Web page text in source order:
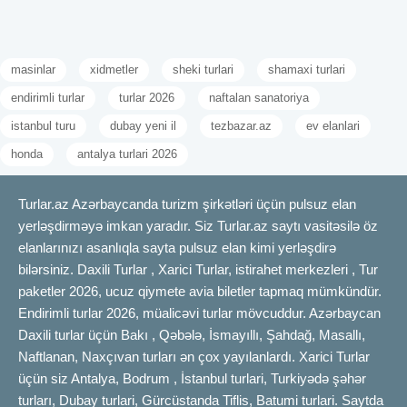
masinlar xidmetler sheki turlari shamaxi turlari
endirimli turlar turlar 2026 naftalan sanatoriya
istanbul turu dubay yeni il tezbazar.az ev elanlari
honda antalya turlari 2026
Turlar.az Azərbaycanda turizm şirkətləri üçün pulsuz elan
yerləşdirməyə imkan yaradır. Siz Turlar.az saytı vasitəsilə öz
elanlarınızı asanlıqla sayta pulsuz elan kimi yerləşdirə
bilərsiniz. Daxili Turlar , Xarici Turlar, istirahet merkezleri , Tur
paketler 2026, ucuz qiymete avia biletler tapmaq mümkündür.
Endirimli turlar 2026, müalicəvi turlar mövcuddur. Azərbaycan
Daxili turlar üçün Bakı , Qəbələ, İsmayıllı, Şahdağ, Masallı,
Naftlanan, Naxçıvan turları ən çox yayılanlardı. Xarici Turlar
üçün siz Antalya, Bodrum , İstanbul turlari, Turkiyədə şəhər
turları, Dubay turlari, Gürcüstanda Tiflis, Batumi turlari. Saytda